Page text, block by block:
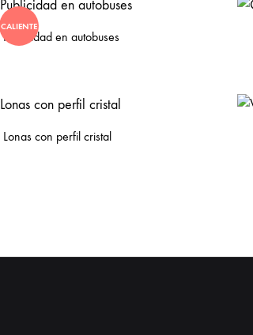
CALIENTE
Publicidad en autobuses
Lonas con perfil cristal